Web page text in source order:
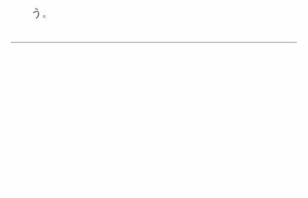
う。